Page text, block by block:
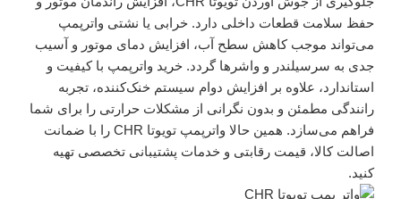
حفظ سلامت قطعات داخلی دارد. خرابی یا نشتی واترپمپ
می‌تواند موجب کاهش سطح آب، افزایش دمای موتور و آسیب
جدی به سرسیلندر و واشرها گردد. خرید واترپمپ با کیفیت و
استاندارد، علاوه بر افزایش دوام سیستم خنک‌کننده، تجربه
رانندگی مطمئن و بدون نگرانی از مشکلات حرارتی را برای شما
فراهم می‌سازد. همین حالا واترپمپ تویوتا CHR را با ضمانت
اصالت کالا، قیمت رقابتی و خدمات پشتیبانی تخصصی تهیه
کنید.